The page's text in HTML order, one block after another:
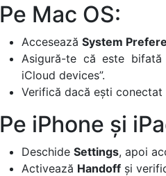
Pe Mac OS:
Accesează System
Asigură-te că este
iCloud devices”.
Verifică dacă ești
Pe iPhone și
Deschide Settings, apoi
Activează Handoff și